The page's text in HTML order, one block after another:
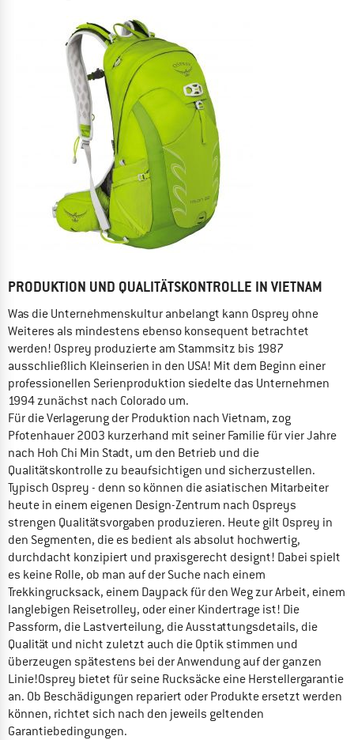
PRODUKTION UND QUALITÄTSKONTROLLE IN VIETNAM
Was die Unternehmenskultur anbelangt kann Osprey ohne
Weiteres als mindestens ebenso konsequent betrachtet
werden! Osprey produzierte am Stammsitz bis 1987
ausschließlich Kleinserien in den USA! Mit dem Beginn einer
professionellen Serienproduktion siedelte das Unternehmen
1994 zunächst nach Colorado um.
Für die Verlagerung der Produktion nach Vietnam, zog
Pfotenhauer 2003 kurzerhand mit seiner Familie für vier Jahre
nach Hoh Chi Min Stadt, um den Betrieb und die
Qualitätskontrolle zu beaufsichtigen und sicherzustellen.
Typisch Osprey - denn so können die asiatischen Mitarbeiter
heute in einem eigenen Design-Zentrum nach Ospreys
strengen Qualitätsvorgaben produzieren. Heute gilt Osprey in
den Segmenten, die es bedient als absolut hochwertig,
durchdacht konzipiert und praxisgerecht designt! Dabei spielt
es keine Rolle, ob man auf der Suche nach einem
Trekkingrucksack, einem Daypack für den Weg zur Arbeit, einem
langlebigen Reisetrolley, oder einer Kindertrage ist! Die
Passform, die Lastverteilung, die Ausstattungsdetails, die
Qualität und nicht zuletzt auch die Optik stimmen und
überzeugen spätestens bei der Anwendung auf der ganzen
Linie!Osprey bietet für seine Rucksäcke eine Herstellergarantie
an. Ob Beschädigungen repariert oder Produkte ersetzt werden
können, richtet sich nach den jeweils geltenden
Garantiebedingungen.